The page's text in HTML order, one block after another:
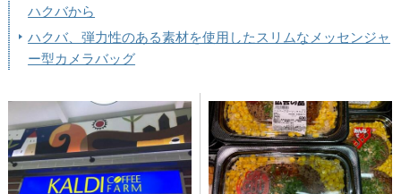
ハクバから
ハクバ、弾力性のある素材を使用したスリムなメッセンジャ
ー型カメラバッグ